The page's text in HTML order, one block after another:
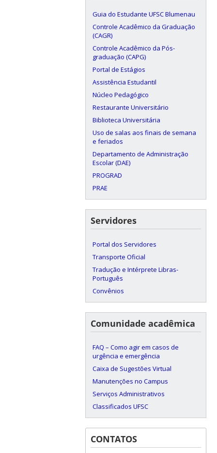
Guia do Estudante UFSC Blumenau
Controle Acadêmico da Graduação
(CAGR)
Controle Acadêmico da Pós-
graduação (CAPG)
Portal de Estágios
Assistência Estudantil
Núcleo Pedagógico
Restaurante Universitário
Biblioteca Universitária
Uso de salas aos finais de semana
e feriados
Departamento de Administração
Escolar (DAE)
PROGRAD
PRAE
Servidores
Portal dos Servidores
Transporte Oficial
Tradução e Intérprete Libras-
Português
Convênios
Comunidade acadêmica
FAQ – Como agir em casos de
urgência e emergência
Caixa de Sugestões Virtual
Manutenções no Campus
Serviços Administrativos
Classificados UFSC
CONTATOS